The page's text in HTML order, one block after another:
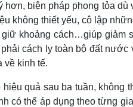
biện pháp phong tỏa dù
không thiết yếu, cô lập
khoảng cách…giúp giảm
cách ly toàn bộ đất
về kinh tế.
quả sau ba tuần,
có thể áp dụng theo từng